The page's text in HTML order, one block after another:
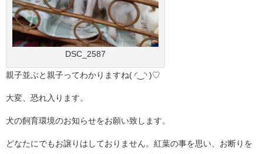
DSC_2587
親子並ぶと親子ってわかりますね( ◜‿◝ )♡
大変、恐れ入ります。
犬の飼育環境のお知らせをお願い致します。
どなたにでもお譲りはしておりません。紅葉の事を思い、お断りを